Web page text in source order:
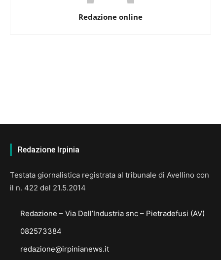
Redazione online
Redazione Irpinia
Testata giornalistica registrata al tribunale di Avellino con
il n. 422 del 21.5.2014
Redazione – Via Dell’Industria snc – Pietradefusi (AV)
082573384
redazione@irpinianews.it